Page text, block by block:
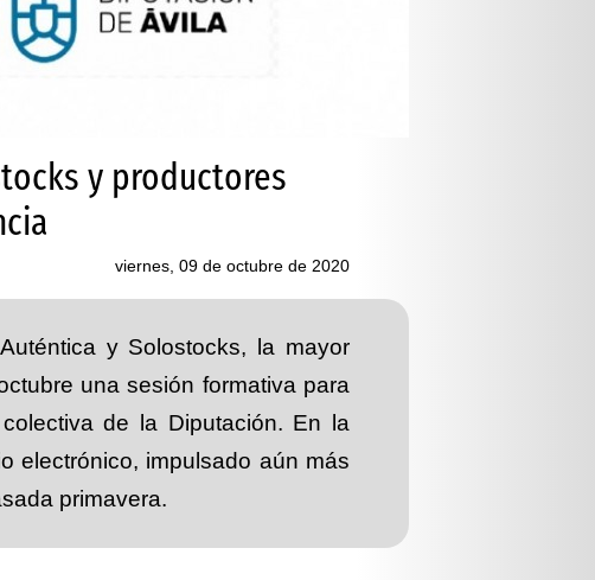
y productores
viernes, 09 de octubre de 2020
y Solostocks, la mayor
una sesión formativa para
de la Diputación. En la
electrónico, impulsado aún más
primavera.